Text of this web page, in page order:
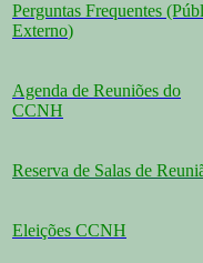
Perguntas Frequentes
Externo)
Agenda de Reuniões do
CCNH
Reserva de Salas de
Eleições CCNH